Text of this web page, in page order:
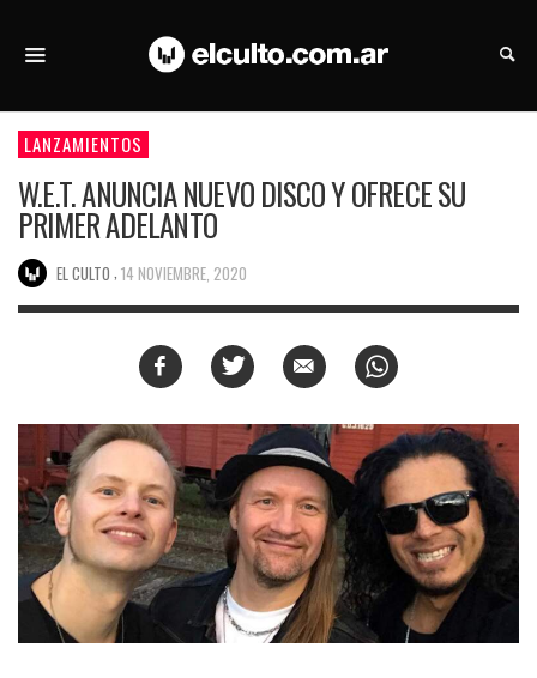
LANZAMIENTOS
W.E.T. ANUNCIA NUEVO DISCO Y OFRECE SU
PRIMER ADELANTO
EL CULTO 14 NOVIEMBRE, 2020